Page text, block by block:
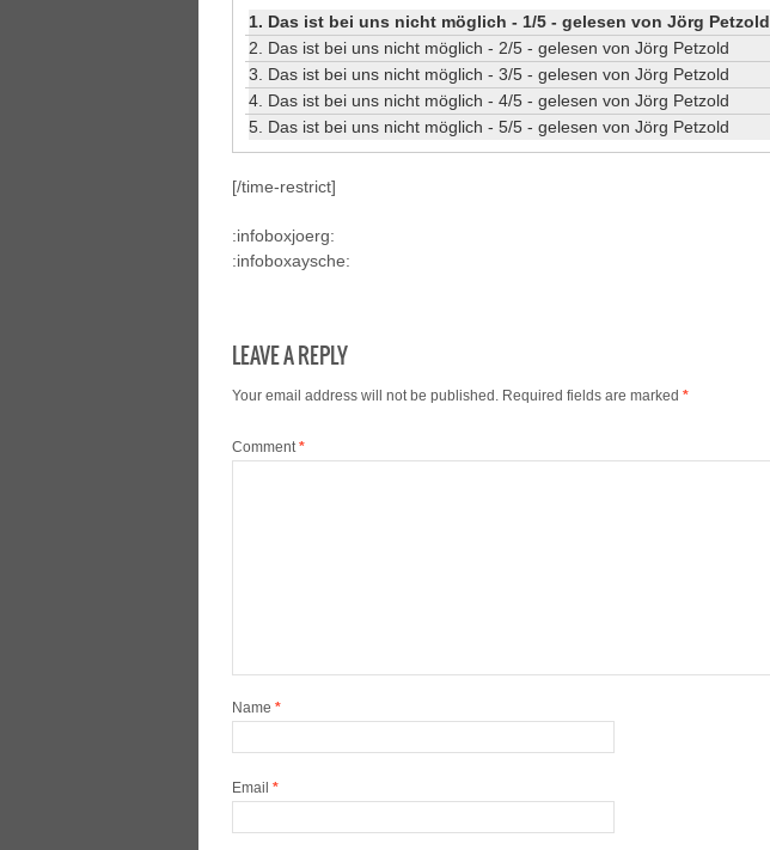
1. Das ist bei uns nicht möglich - 1/5 - gelesen von Jörg Petzold
2. Das ist bei uns nicht möglich - 2/5 - gelesen von Jörg Petzold
3. Das ist bei uns nicht möglich - 3/5 - gelesen von Jörg Petzold
4. Das ist bei uns nicht möglich - 4/5 - gelesen von Jörg Petzold
5. Das ist bei uns nicht möglich - 5/5 - gelesen von Jörg Petzold
[/time-restrict]
:infoboxjoerg:
:infoboxaysche:
LEAVE A REPLY
Your email address will not be published. Required fields are marked *
Comment*
Name *
Email *